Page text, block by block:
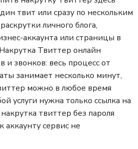
твит или сразу по нескольким
личного блога,
аккаунта или страницы в
Твиттер онлайн
и звонков: весь процесс от
занимает несколько минут,
можно в любое время
услуги нужна только ссылка на
твиттер без пароля
аккаунту сервис не